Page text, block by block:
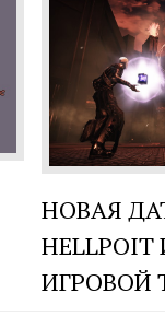
НОВАЯ
ИГРОВОЙ